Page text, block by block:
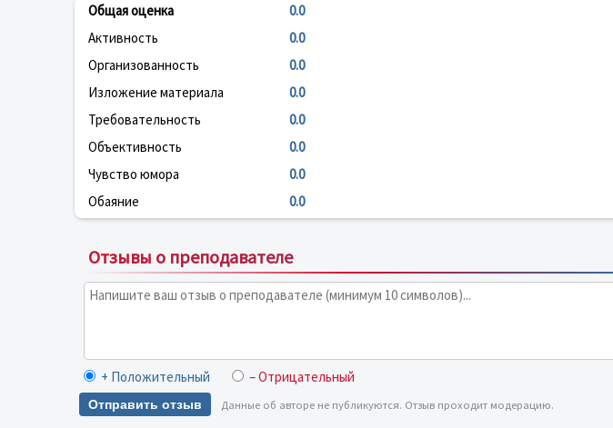
Общая оценка 0.0
Активность
0.0
Организованность
0.0
Изложение материала
0.0
Требовательность
0.0
Объективность
0.0
Чувство юмора
0.0
Обаяние
0.0
Отзывы о преподавателе
+ Положительный – Отрицательный
Отправить отзыв Данные об авторе не публикуются. Отзыв проходит модерацию.